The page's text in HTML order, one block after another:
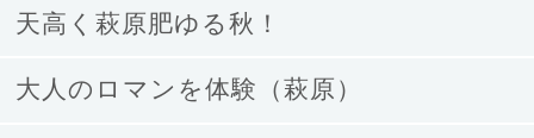
天高く萩原肥ゆる秋！
大人のロマンを体験（萩原）